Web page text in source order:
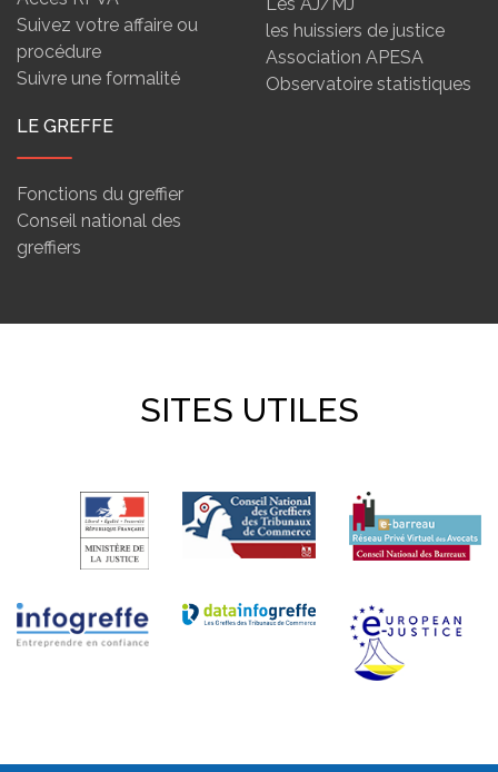
Suivez votre affaire ou
procédure
Suivre une formalité
les huissiers de justice
Association APESA
Observatoire statistiques
LE GREFFE
Fonctions du greffier
Conseil national des
greffiers
SITES UTILES